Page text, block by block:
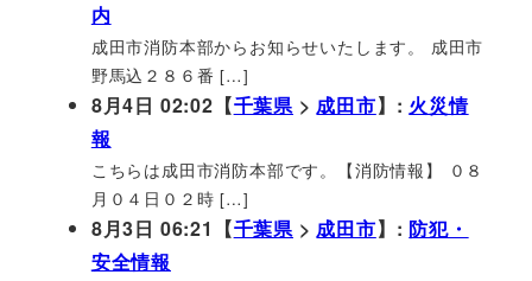
内
成田市消防本部からお知らせいたします。 成田市
野馬込２８６番 […]
8月4日 02:02【千葉県 >成田市】: 火災情
報
こちらは成田市消防本部です。【消防情報】 ０８
月０４日０２時 […]
8月3日 06:21【千葉県 >成田市】: 防犯・
安全情報